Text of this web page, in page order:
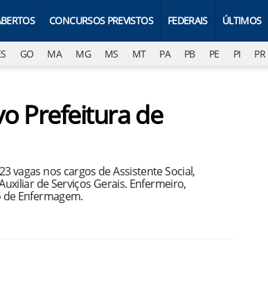
CONCURSOS PREVISTOS FEDERAIS ÚLTIMOS
GO MA MG MS MT PA PB PE PI PR
Prefeitura de
vagas nos cargos de Assistente Social,
de Serviços Gerais. Enfermeiro,
Enfermagem.